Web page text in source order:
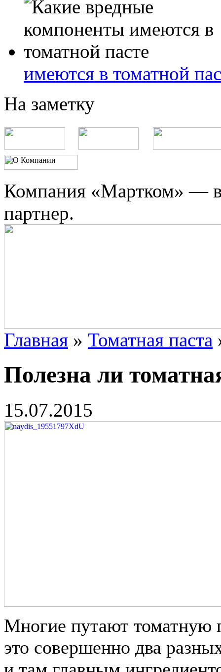
имеются в томатной
На заметку
Компания «Мартком» —
партнер.
Главная » Томатная паста
Полезна ли
15.07.2015
Многие путают томатную
это совершенно два